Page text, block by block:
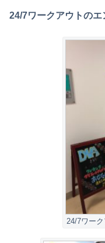
24/7ワークアウトのエ
24/7ワー